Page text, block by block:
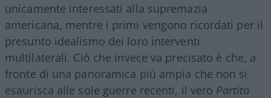
unicamente interessati alla supremazia
americana, mentre i primi vengono ricordati per il
presunto idealismo dei loro interventi
multilaterali. Ciò che invece va precisato è che, a
fronte di una panoramica più ampia che non si
esaurisca alle sole guerre recenti, il vero Partito